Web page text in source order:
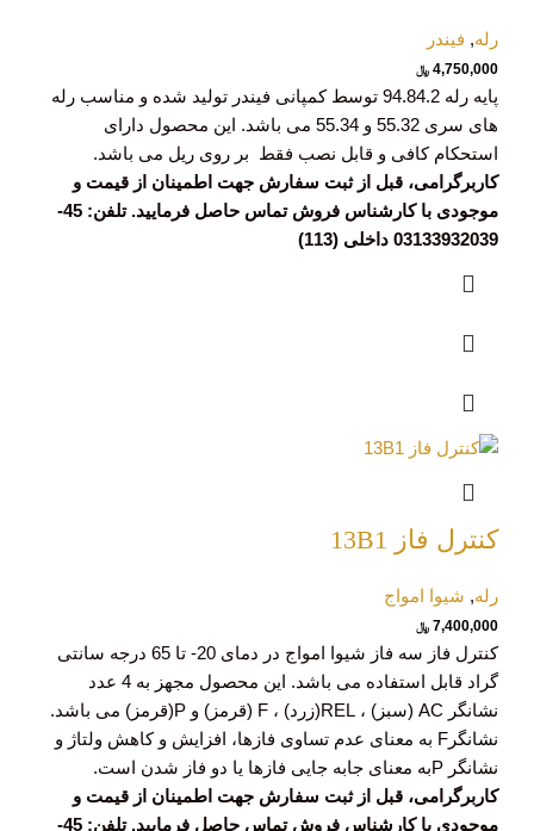
رله, فیندر
4,750,000 ﷼
پایه رله 94.84.2 توسط کمپانی فیندر تولید شده و مناسب رله
های سری 55.32 و 55.34 می باشد. این محصول دارای
استحکام کافی و قابل نصب فقط بر روی ریل می باشد.
کاربرگرامی، قبل از ثبت سفارش جهت اطمینان از قیمت و
موجودی با کارشناس فروش تماس حاصل فرمایید. تلفن: 45-
03133932039 داخلی (113)
کنترل فاز 13B1
رله, شیوا امواج
7,400,000 ﷼
کنترل فاز سه فاز شیوا امواج در دمای 20- تا 65 درجه سانتی
گراد قابل استفاده می باشد. این محصول مجهز به 4 عدد
نشانگر AC (سبز) ، REL(زرد) ، F (قرمز) و P(قرمز) می باشد.
نشانگرF به معنای عدم تساوی فازها، افزایش و کاهش ولتاژ و
نشانگر Pبه معنای جابه جایی فازها یا دو فاز شدن است.
کاربرگرامی، قبل از ثبت سفارش جهت اطمینان از قیمت و
موجودی با کارشناس فروش تماس حاصل فرمایید. تلفن: 45-